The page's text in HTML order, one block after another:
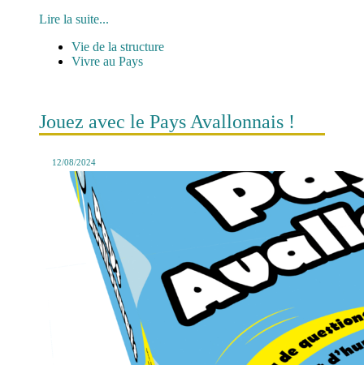
Lire la suite...
Vie de la structure
Vivre au Pays
Jouez avec le Pays Avallonnais !
12/08/2024